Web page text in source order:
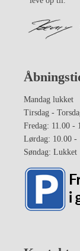
Mandag lukket
Tirsdag -
Fredag: 11.00 -
Lørdag: 10.00 -
Søndag: Lukket